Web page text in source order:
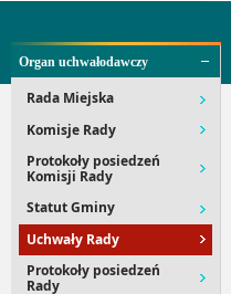
Organ uchwałodawczy
Rada Miejska
Komisje Rady
Protokoły posiedzeń
Komisji Rady
Statut Gminy
Uchwały Rady
Protokoły posiedzeń
Rady